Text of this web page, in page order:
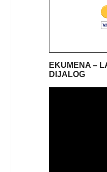
EKUMENA –
DIJALOG